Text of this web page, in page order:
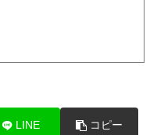
LINE コピー